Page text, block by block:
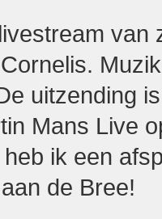
van
uitzending
Mans Live
ik een
de Bree!